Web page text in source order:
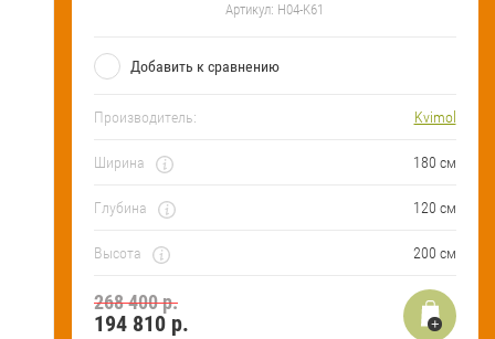
Артикул: H04-K61
Добавить к сравнению
Производитель: Kvimol
Ширина 180 см
Глубина 120 см
Высота 200 см
268 400 р.
194 810р.